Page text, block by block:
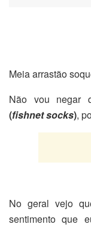
Meia arrastão
Não vou negar
(fishnet socks),
No geral vejo
sentimento que